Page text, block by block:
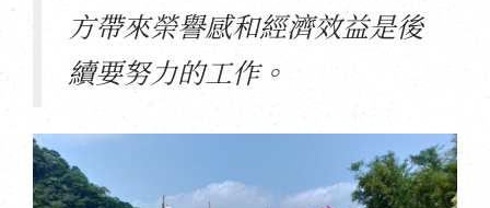
方帶來榮譽感和經濟效益是後
續要努力的工作。